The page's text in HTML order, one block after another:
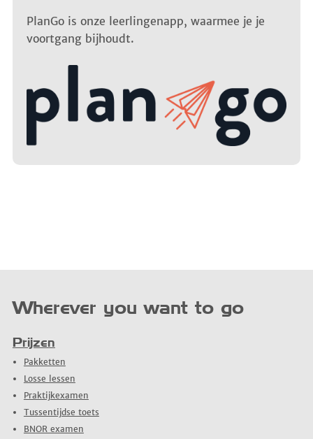
PlanGo is onze leerlingenapp, waarmee je je
voortgang bijhoudt.
Wherever you want to go
Prijzen
Pakketten
Losse lessen
Praktijkexamen
Tussentijdse toets
BNOR examen